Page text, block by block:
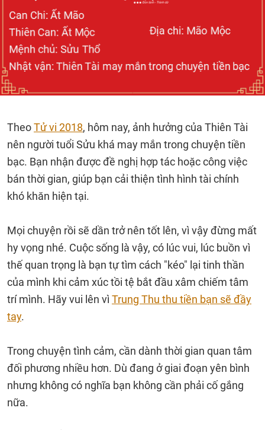
TheoTử vi 2018, hôm nay, ảnh hưởng của Thiên Tài
nên người tuổi Sửu khá may mắn trong chuyện tiền
bạc. Bạn nhận được đề nghị hợp tác hoặc công việc
bán thời gian, giúp bạn cải thiện tình hình tài chính
khó khăn hiện tại.
Mọi chuyện rồi sẽ dần trở nên tốt lên, vì vậy đừng mất
hy vọng nhé. Cuộc sống là vậy, có lúc vui, lúc buồn vì
thế quan trọng là bạn tự tìm cách "kéo" lại tinh thần
của mình khi cảm xúc tồi tệ bắt đầu xâm chiếm tâm
trí mình. Hãy vui lên vì Trung Thu thu tiền bạn sẽ đầy
tay.
Trong chuyện tình cảm, cần dành thời gian quan tâm
đối phương nhiều hơn. Dù đang ở giai đoạn yên bình
nhưng không có nghĩa bạn không cần phải cố gắng
nữa.